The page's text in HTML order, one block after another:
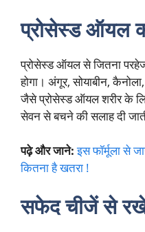
प्रोसेस्ड ऑयल
प्रोसेस्ड ऑयल से जितना
होगा। अंगूर, सोयाबीन,
जैसे प्रोसेस्ड ऑयल शरीर के
सेवन से बचने की सलाह दी
पढ़े और जाने: इस फॉर्मूला से
कितना है खतरा !
सफेद चीजेंसे रखे